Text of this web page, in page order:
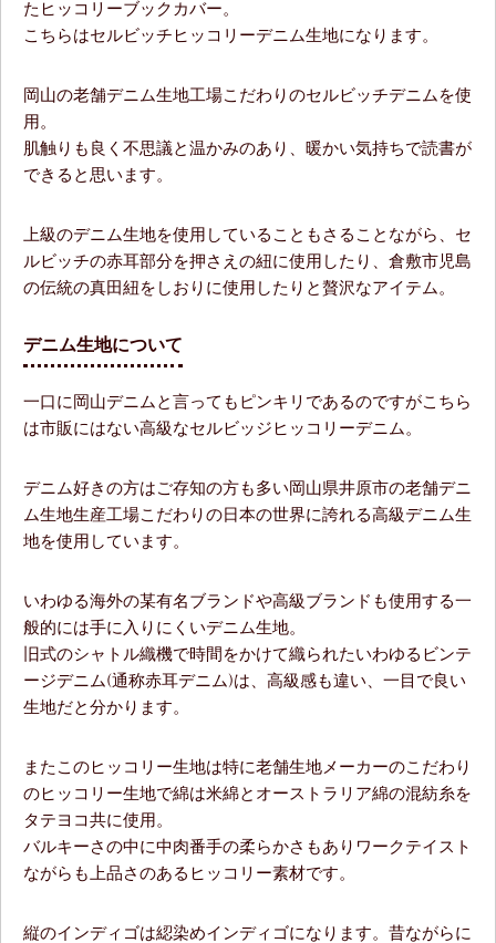
たヒッコリーブックカバー。
こちらはセルビッチヒッコリーデニム生地になります。
岡山の老舗デニム生地工場こだわりのセルビッチデニムを使
用。
肌触りも良く不思議と温かみのあり、暖かい気持ちで読書が
できると思います。
上級のデニム生地を使用していることもさることながら、セ
ルビッチの赤耳部分を押さえの紐に使用したり、倉敷市児島
の伝統の真田紐をしおりに使用したりと贅沢なアイテム。
デニム生地について
一口に岡山デニムと言ってもピンキリであるのですがこちら
は市販にはない高級なセルビッジヒッコリーデニム。
デニム好きの方はご存知の方も多い岡山県井原市の老舗デニ
ム生地生産工場こだわりの日本の世界に誇れる高級デニム生
地を使用しています。
いわゆる海外の某有名ブランドや高級ブランドも使用する一
般的には手に入りにくいデニム生地。
旧式のシャトル織機で時間をかけて織られたいわゆるビンテ
ージデニム(通称赤耳デニム)は、高級感も違い、一目で良い
生地だと分かります。
またこのヒッコリー生地は特に老舗生地メーカーのこだわり
のヒッコリー生地で綿は米綿とオーストラリア綿の混紡糸を
タテヨコ共に使用。
バルキーさの中に中肉番手の柔らかさもありワークテイスト
ながらも上品さのあるヒッコリー素材です。
縦のインディゴは綛染めインディゴになります。昔ながらに